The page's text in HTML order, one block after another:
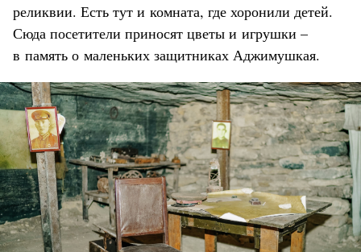
реликвии. Есть тут и комната, где хоронили детей.
Сюда посетители приносят цветы и игрушки –
в память о маленьких защитниках Аджимушкая.